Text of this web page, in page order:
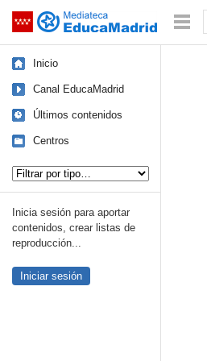
Saltar navegación
Inicio
Canal EducaMadrid
Últimos contenidos
Centros
Inicia sesión para aportar
contenidos, crear listas de
reproducción...
Iniciar sesión